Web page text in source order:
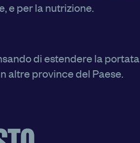
funzionamento della
necessari per il
che il blocco di
e per la nutrizione.
di estendere la portata
altre province del Paese.